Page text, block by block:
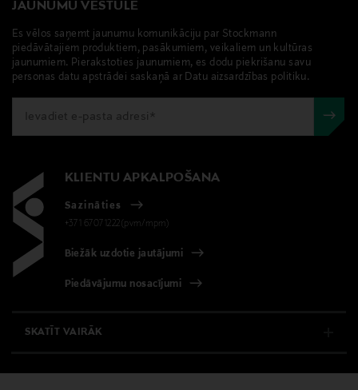
JAUNUMU VĒSTULE
Es vēlos saņemt jaunumu komunikāciju par Stockmann
piedāvātajiem produktiem, pasākumiem, veikaliem un kultūras
jaunumiem. Pierakstoties jaunumiem, es dodu piekrišanu savu
personas datu apstrādei saskaņā ar Datu aizsardzības politiku.
KLIENTU APKALPOŠANA
Sazināties
+371 67071222(pvm/mpm)
Biežāk uzdotie jautājumi
Piedāvājumu nosacījumi
SKATĪT VAIRĀK